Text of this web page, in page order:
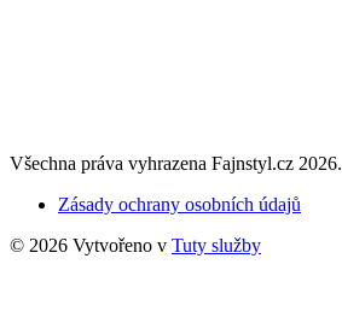
Všechna práva vyhrazena Fajnstyl.cz 2026.
Zásady ochrany osobních údajů
© 2026 Vytvořeno v Tuty služby